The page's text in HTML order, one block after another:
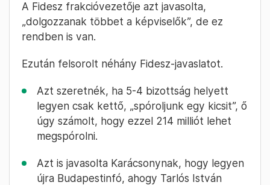
A Fidesz frakcióvezetője azt javasolta,
„dolgozzanak többet a képviselők”, de ez
rendben is van.
Ezután felsorolt néhány Fidesz-javaslatot.
Azt szeretnék, ha 5-4 bizottság helyett
legyen csak kettő, „spóroljunk egy kicsit”, ő
úgy számolt, hogy ezzel 214 milliót lehet
megspórolni.
Azt is javasolta Karácsonynak, hogy legyen
újra Budapestinfó, ahogy Tarlós István